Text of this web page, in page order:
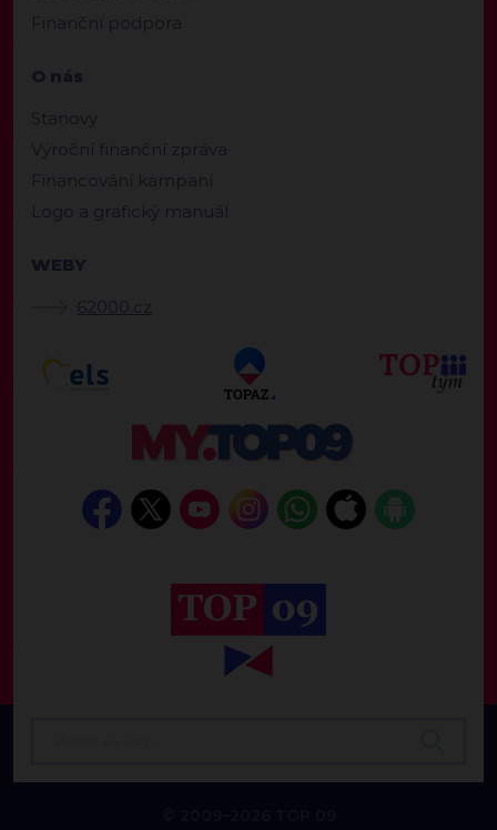
Finanční podpora
O nás
Stanovy
Výroční finanční zpráva
Financování kampaní
Logo a grafický manuál
WEBY
62000.cz